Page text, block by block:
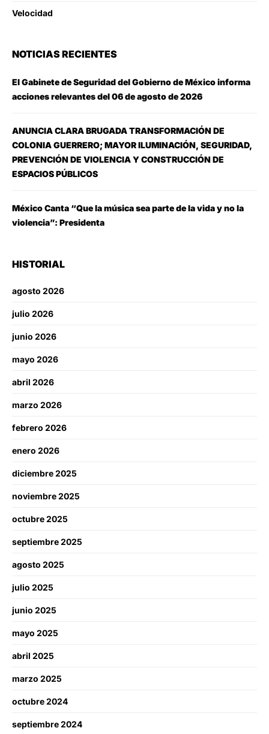
Velocidad
NOTICIAS RECIENTES
El Gabinete de Seguridad del Gobierno de México informa
acciones relevantes del 06 de agosto de 2026
ANUNCIA CLARA BRUGADA TRANSFORMACIÓN DE
COLONIA GUERRERO; MAYOR ILUMINACIÓN, SEGURIDAD,
PREVENCIÓN DE VIOLENCIA Y CONSTRUCCIÓN DE
ESPACIOS PÚBLICOS
México Canta “Que la música sea parte de la vida y no la
violencia”: Presidenta
HISTORIAL
agosto 2026
julio 2026
junio 2026
mayo 2026
abril 2026
marzo 2026
febrero 2026
enero 2026
diciembre 2025
noviembre 2025
octubre 2025
septiembre 2025
agosto 2025
julio 2025
junio 2025
mayo 2025
abril 2025
marzo 2025
octubre 2024
septiembre 2024